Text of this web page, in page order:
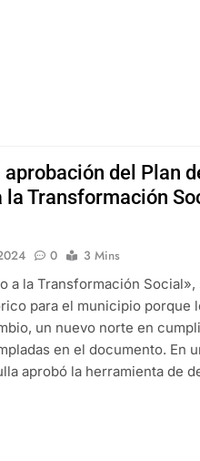
del Plan
la Transformación
0
3 Mins
a la Transformación Social»,
para el municipio porque
un nuevo norte en
en el documento. En
aprobó la herramienta de